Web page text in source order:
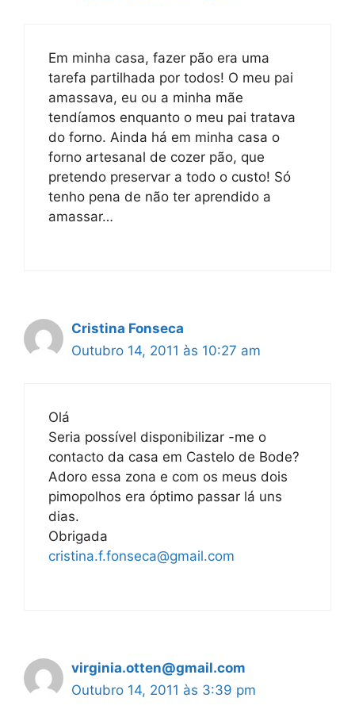
Em minha casa, fazer pão era uma
tarefa partilhada por todos! O meu pai
amassava, eu ou a minha mãe
tendíamos enquanto o meu pai tratava
do forno. Ainda há em minha casa o
forno artesanal de cozer pão, que
pretendo preservar a todo o custo! Só
tenho pena de não ter aprendido a
amassar…
Cristina Fonseca
Outubro 14, 2011 às 10:27 am
Olá
Seria possível disponibilizar -me o
contacto da casa em Castelo de Bode?
Adoro essa zona e com os meus dois
pimopolhos era óptimo passar lá uns
dias.
Obrigada
cristina.f.fonseca@gmail.com
virginia.otten@gmail.com
Outubro 14, 2011 às 3:39 pm